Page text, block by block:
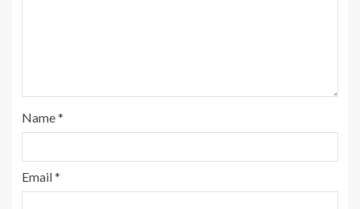
Name*
Email*